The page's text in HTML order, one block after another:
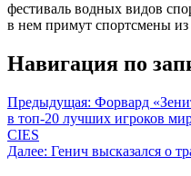
фестиваль водных видов
в нем примут спортсмены
Навигация по
Предыдущая: Форвард
в топ‑20 лучших игроков
CIES
Далее: Генич высказался о